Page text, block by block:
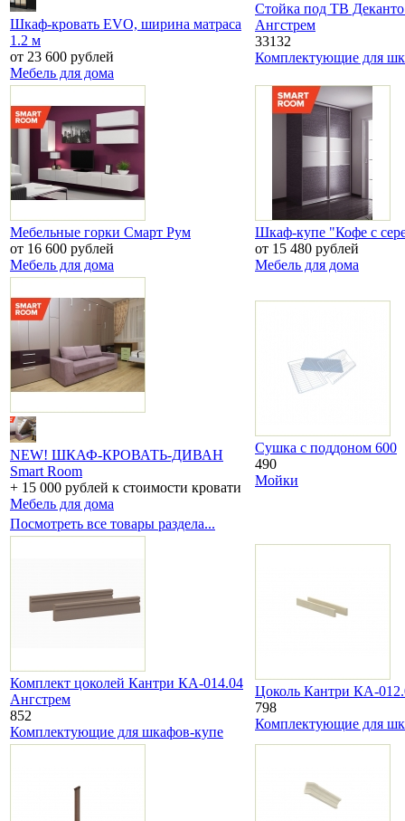
Шкаф-кровать EVO, ширина матраса
1.2 м
от 23 600 рублей
Мебель для дома
Стойка под ТВ
Ангстрем
33132
Комплектующие для
Мебельные горки Смарт Рум
от 16 600 рублей
Мебель для дома
Шкаф-купе "Кофе с
от 15 480 рублей
Мебель для дома
NEW! ШКАФ-КРОВАТЬ-ДИВАН
Smart Room
+ 15 000 рублей к стоимости кровати
Мебель для дома
Сушка с поддоном 600
490
Мойки
Посмотреть все товары раздела...
Комплект цоколей Кантри КА-014.04
Ангстрем
852
Комплектующие для шкафов-купе
Цоколь Кантри КА-
798
Комплектующие для